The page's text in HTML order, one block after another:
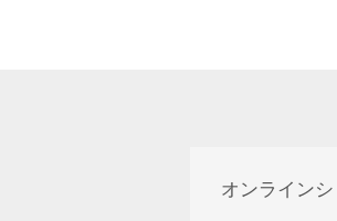
オンライン